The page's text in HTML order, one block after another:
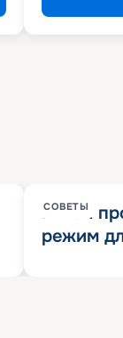
СОВЕТЫ
Китай
режим